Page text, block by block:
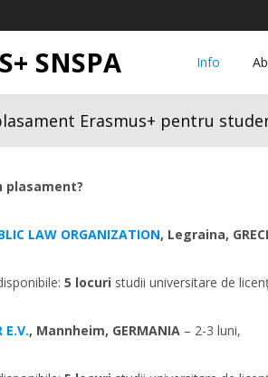
SNSPA Info
Erasmus+ pentru
plasament?
LAW ORGANIZATION, Legraina,
5 locuri studii universitare de
E.V., Mannheim, GERMANIA – 2-3 luni,